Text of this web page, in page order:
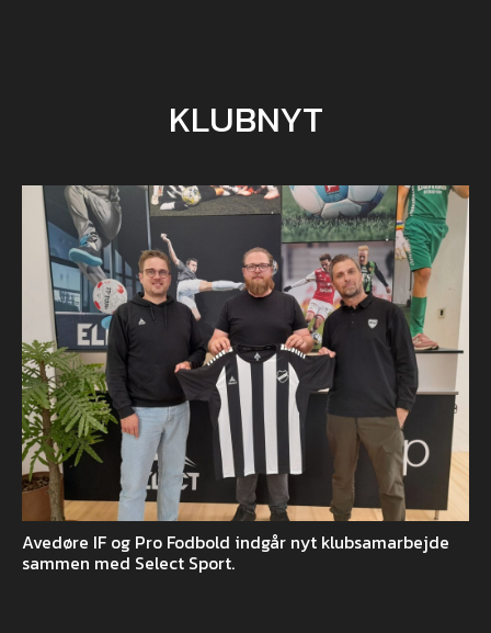
KLUBNYT
Avedøre IF og Pro Fodbold indgår nyt klubsamarbejde
sammen med Select Sport.